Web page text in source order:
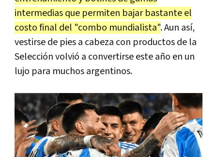
intermedias que permiten bajar bastante el
costo final del "combo mundialista". Aun así,
vestirse de pies a cabeza con productos de la
Selección volvió a convertirse este año en un
lujo para muchos argentinos.